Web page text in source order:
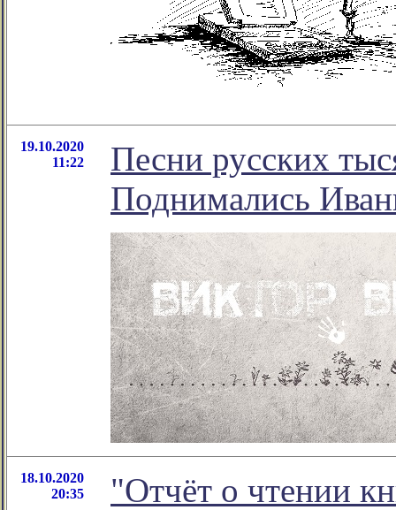
19.10.2020
11:22
Песни русских
Поднимались
18.10.2020
20:35
"Отчёт о чтении